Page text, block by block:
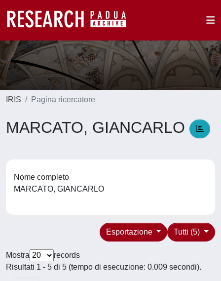
IRIS Pagina ricercatore
MARCATO, GIANCARLO
Nome completo
MARCATO, GIANCARLO
Tutti (5)
Esportazione
Mostra
records
Risultati 1 - 5 di 5 (tempo di esecuzione: 0.009 secondi).